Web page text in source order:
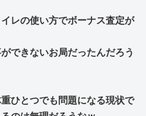
レの使い方でボーナス査定が
できないお局だったんだろう
ひとつでも問題になる現状で